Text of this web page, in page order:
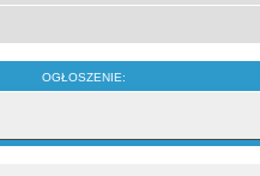
OGŁOSZENIE: